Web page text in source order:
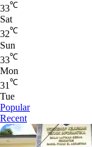
33℃
Sat
32℃
Sun
33℃
Mon
31 ℃
Tue
Popular
Recent